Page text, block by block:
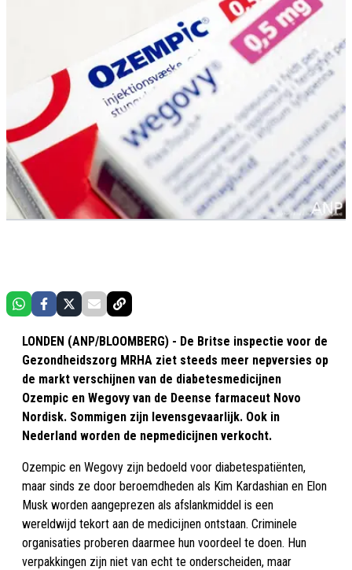
LONDEN (ANP/BLOOMBERG) - De Britse inspectie voor de
Gezondheidszorg MRHA ziet steeds meer nepversies op
de markt verschijnen van de diabetesmedicijnen
Ozempic en Wegovy van de Deense farmaceut Novo
Nordisk. Sommigen zijn levensgevaarlijk. Ook in
Nederland worden de nepmedicijnen verkocht.
Ozempic en Wegovy zijn bedoeld voor diabetespatiënten,
maar sinds ze door beroemdheden als Kim Kardashian en Elon
Musk worden aangeprezen als afslankmiddel is een
wereldwijd tekort aan de medicijnen ontstaan. Criminele
organisaties proberen daarmee hun voordeel te doen. Hun
verpakkingen zijn niet van echt te onderscheiden, maar